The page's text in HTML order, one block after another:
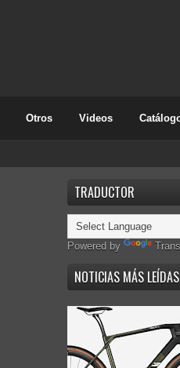
Otros Videos
TRADUCTOR
Powered by
NOTICIAS MÁS LEÍDAS